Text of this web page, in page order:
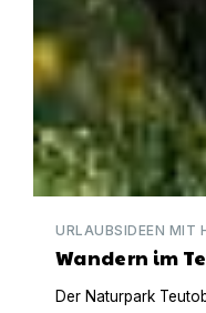
URLAUBSIDEEN MIT
Wandern im
Der Naturpark